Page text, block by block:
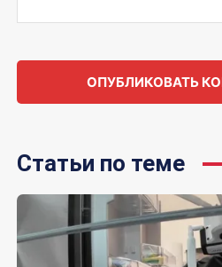
Статьи по теме